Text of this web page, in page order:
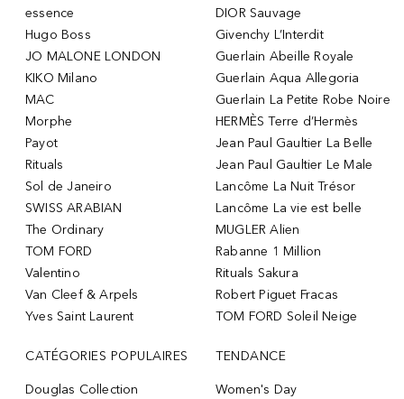
essence
Hugo Boss
JO MALONE LONDON
KIKO Milano
MAC
Morphe
Payot
Rituals
Sol de Janeiro
SWISS ARABIAN
The Ordinary
TOM FORD
Valentino
Van Cleef & Arpels
Yves Saint Laurent
DIOR Sauvage
Givenchy L’Interdit
Guerlain Abeille Royale
Guerlain Aqua Allegoria
Guerlain La Petite Robe Noire
HERMÈS Terre d’Hermès
Jean Paul Gaultier La Belle
Jean Paul Gaultier Le Male
Lancôme La Nuit Trésor
Lancôme La vie est belle
MUGLER Alien
Rabanne 1 Million
Rituals Sakura
Robert Piguet Fracas
TOM FORD Soleil Neige
CATÉGORIES POPULAIRES
Douglas Collection
TENDANCE
Women's Day